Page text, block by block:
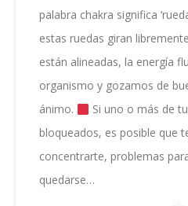
palabra chakra significa
estas ruedas giran
están alineadas, la energía
organismo y gozamos de
ánimo.
Si uno o más de
bloqueados, es posible que
concentrarte, problemas
quedarse…